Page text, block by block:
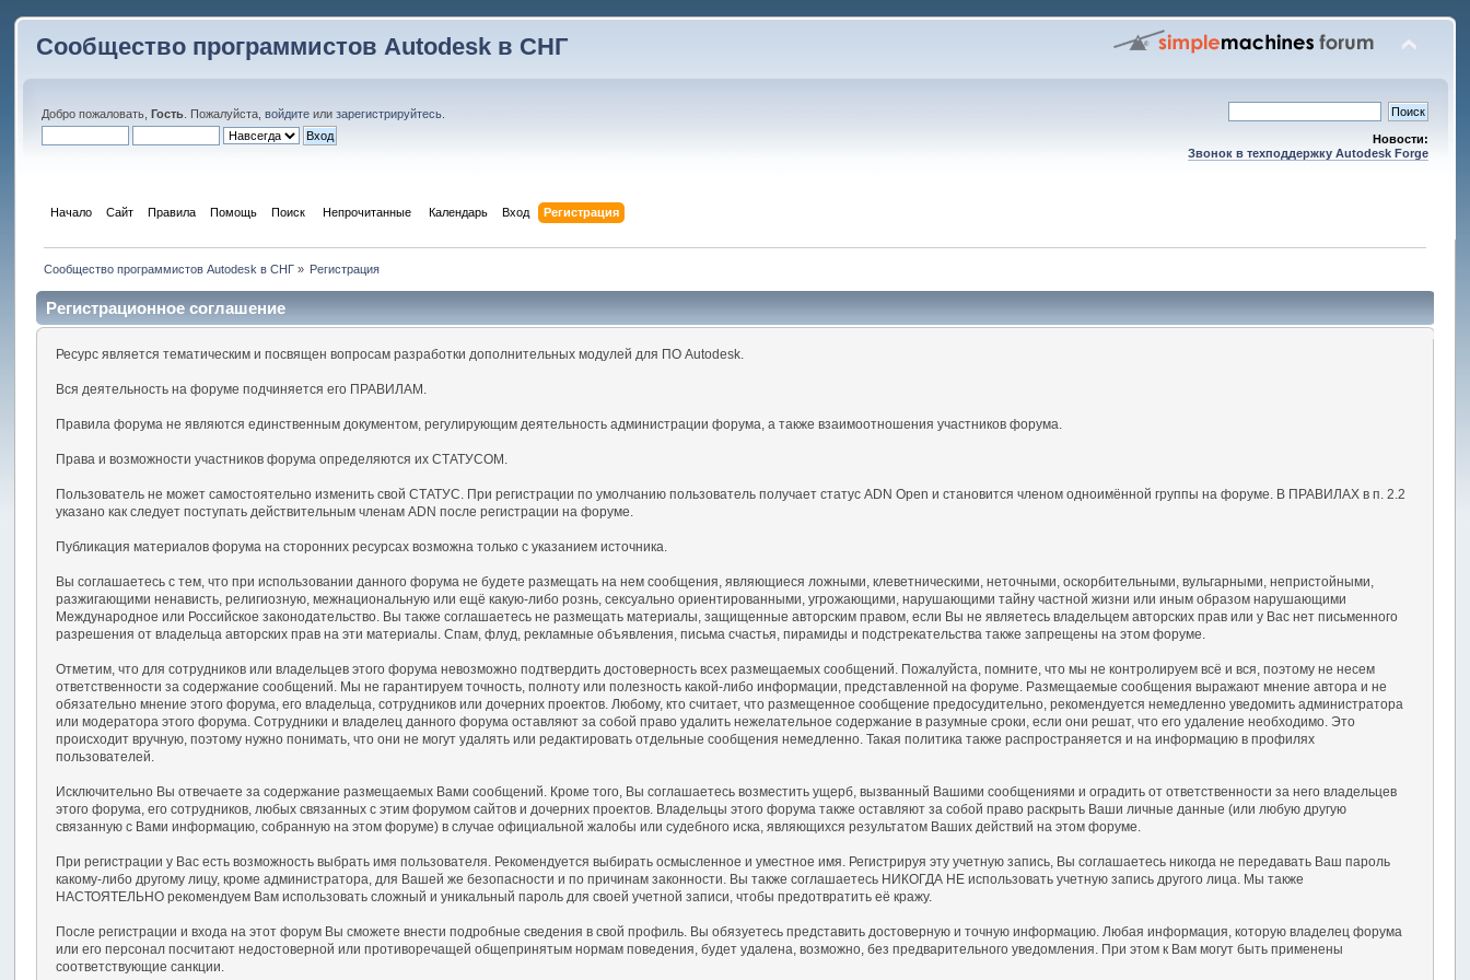
Сообщество программистов Autodesk в СНГ
Добро пожаловать,Гость . Пожалуйста,войдите илизарегистрируйтесь
Новости:
Звонок в техподдержку Autodesk Forge
Начало Сайт Правила Помощь Поиск Непрочитанные Календарь Вход Регистрация
Сообщество программистов Autodesk в СНГ» Регистрация
Регистрационное соглашение
Ресурс является тематическим и посвящен вопросам разработки дополнительных модулей для ПО Autodesk.
Вся деятельность на форуме подчиняется его ПРАВИЛАМ.
Правила форума не являются единственным документом, регулирующим деятельность администрации форума, а также взаимоотношения участников форума.
Права и возможности участников форума определяются их СТАТУСОМ.
Пользователь не может самостоятельно изменить свой СТАТУС. При регистрации по умолчанию пользователь получает статус ADN Open и становится членом одноимённой группы на форуме. В ПРАВИЛАХ в п. 2.2
указано как следует поступать действительным членам ADN после регистрации на форуме.
Публикация материалов форума на сторонних ресурсах возможна только с указанием источника.
Вы соглашаетесь с тем, что при использовании данного форума не будете размещать на нем сообщения, являющиеся ложными, клеветническими, неточными, оскорбительными, вульгарными, непристойными,
разжигающими ненависть, религиозную, межнациональную или ещё какую-либо рознь, сексуально ориентированными, угрожающими, нарушающими тайну частной жизни или иным образом нарушающими
Международное или Российское законодательство. Вы также соглашаетесь не размещать материалы, защищенные авторским правом, если Вы не являетесь владельцем авторских прав или у Вас нет письменного
разрешения от владельца авторских прав на эти материалы. Спам, флуд, рекламные объявления, письма счастья, пирамиды и подстрекательства также запрещены на этом форуме.
Отметим, что для сотрудников или владельцев этого форума невозможно подтвердить достоверность всех размещаемых сообщений. Пожалуйста, помните, что мы не контролируем всё и вся, поэтому не несем
ответственности за содержание сообщений. Мы не гарантируем точность, полноту или полезность какой-либо информации, представленной на форуме. Размещаемые сообщения выражают мнение автора и не
обязательно мнение этого форума, его владельца, сотрудников или дочерних проектов. Любому, кто считает, что размещенное сообщение предосудительно, рекомендуется немедленно уведомить администратора
или модератора этого форума. Сотрудники и владелец данного форума оставляют за собой право удалить нежелательное содержание в разумные сроки, если они решат, что его удаление необходимо. Это
происходит вручную, поэтому нужно понимать, что они не могут удалять или редактировать отдельные сообщения немедленно. Такая политика также распространяется и на информацию в профилях
пользователей.
Исключительно Вы отвечаете за содержание размещаемых Вами сообщений. Кроме того, Вы соглашаетесь возместить ущерб, вызванный Вашими сообщениями и оградить от ответственности за него владельцев
этого форума, его сотрудников, любых связанных с этим форумом сайтов и дочерних проектов. Владельцы этого форума также оставляют за собой право раскрыть Ваши личные данные (или любую другую
связанную с Вами информацию, собранную на этом форуме) в случае официальной жалобы или судебного иска, являющихся результатом Ваших действий на этом форуме.
При регистрации у Вас есть возможность выбрать имя пользователя. Рекомендуется выбирать осмысленное и уместное имя. Регистрируя эту учетную запись, Вы соглашаетесь никогда не передавать Ваш пароль
какому-либо другому лицу, кроме администратора, для Вашей же безопасности и по причинам законности. Вы также соглашаетесь НИКОГДА НЕ использовать учетную запись другого лица. Мы также
НАСТОЯТЕЛЬНО рекомендуем Вам использовать сложный и уникальный пароль для своей учетной записи, чтобы предотвратить её кражу.
После регистрации и входа на этот форум Вы сможете внести подробные сведения в свой профиль. Вы обязуетесь представить достоверную и точную информацию. Любая информация, которую владелец форума
или его персонал посчитают недостоверной или противоречащей общепринятым нормам поведения, будет удалена, возможно, без предварительного уведомления. При этом к Вам могут быть применены
соответствующие санкции.